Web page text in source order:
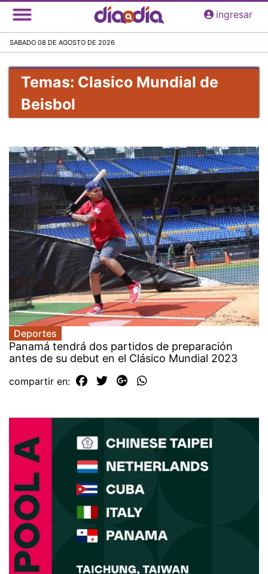
Pasar
al
principal
ingresar
SABADO 08 DE AGOSTO DE 2026
Temas: Clasico Mundial de
Beisbol
Deportes
Panamá tendrá dos partidos de preparación
antes de su debut en el Clásico Mundial 2023
compartir en: